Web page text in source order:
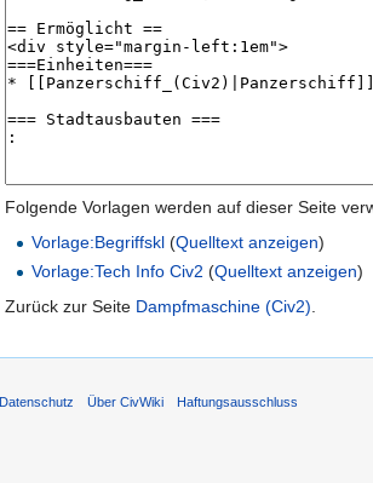
Folgende Vorlagen werden auf dieser Seite
Vorlage:Begriffskl (Quelltext anzeigen)
Vorlage:Tech Info Civ2 (Quelltext anzeigen)
Zurück zur Seite Dampfmaschine (Civ2)
Datenschutz Über CivWiki Haftungsausschluss